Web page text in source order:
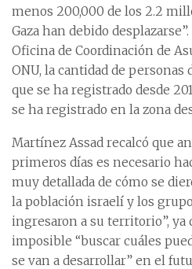
menos 200,000 de los 2.2
Gaza han debido
Oficina de Coordinación de
ONU, la cantidad de personas
que se ha registrado desde
se ha registrado en la zona
Martínez Assad recalcó que
primeros días es necesario
muy detallada de cómo se
la población israelí y los
ingresaron a su territorio”, ya
imposible “buscar cuáles
se van a desarrollar” en el